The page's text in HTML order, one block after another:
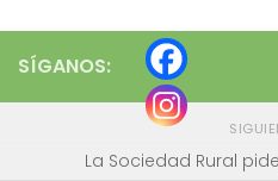
SÍGANOS:
La Sociedad Rural